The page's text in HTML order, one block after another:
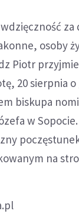
osoby
Piotr
20 sierpnia
biskupa
w
na